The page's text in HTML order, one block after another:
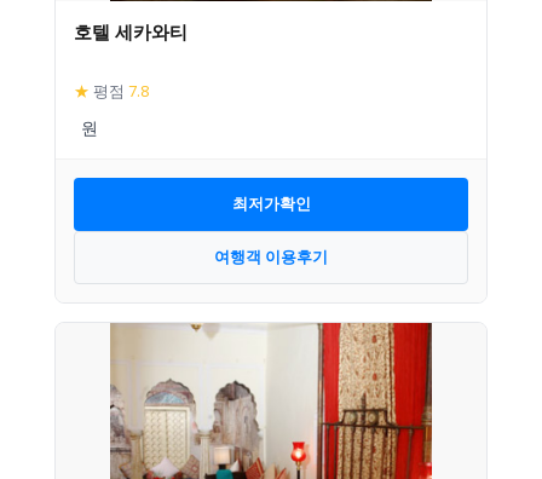
호텔 세카와티
★ 평점 7.8
최저가확인
여행객 이용후기